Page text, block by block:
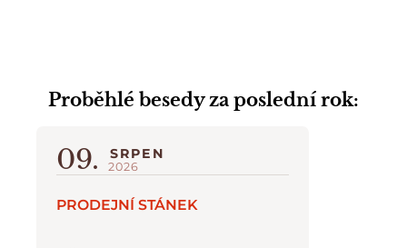
Proběhlé besedy za poslední rok:
PRODEJNÍ STÁNEK
09. SRPEN
2026